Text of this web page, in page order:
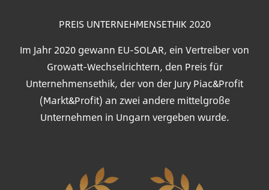
PREIS UNTERNEHMENSETHIK 2020
Im Jahr 2020 gewann EU-SOLAR, ein Vertreiber von
Growatt-Wechselrichtern, den Preis für
Unternehmensethik, der von der Jury Piac&Profit
(Markt&Profit) an zwei andere mittelgroße
Unternehmen in Ungarn vergeben wurde.